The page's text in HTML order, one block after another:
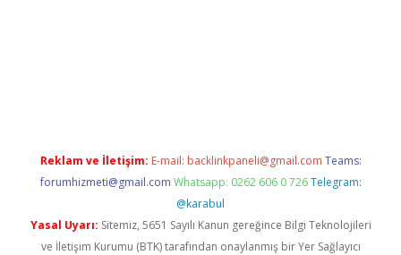
Reklam ve İletişim: E-mail: backlinkpaneli@gmail.com Teams:
forumhizmeti@gmail.com Whatsapp: 0262 606 0 726 Telegram:
@karabul
Yasal Uyarı: Sitemiz, 5651 Sayılı Kanun gereğince Bilgi Teknolojileri
ve İletişim Kurumu (BTK) tarafından onaylanmış bir Yer Sağlayıcı